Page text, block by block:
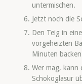
untermischen.
Jetzt noch die
Den Teig in
vorgeheizten
Minuten
Wer mag, kann
Schokoglasur